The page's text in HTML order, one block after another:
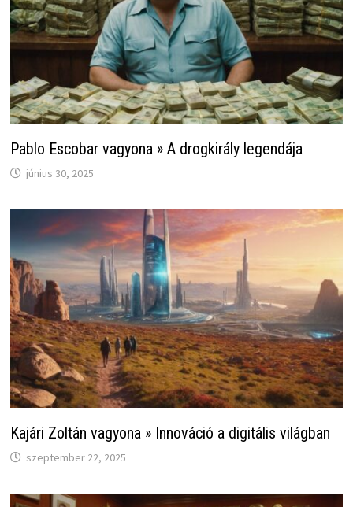
Pablo Escobar vagyona » A drogkirály legendája
június 30, 2025
Kajári Zoltán vagyona » Innováció a digitális világban
szeptember 22, 2025